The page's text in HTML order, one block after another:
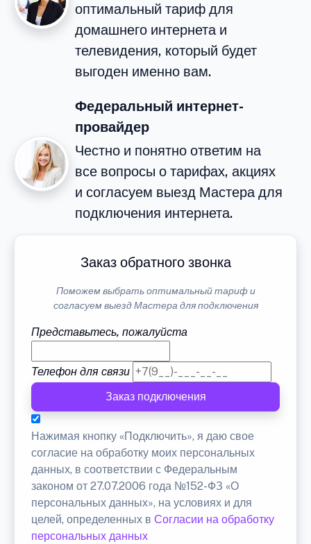
оптимальный тариф для
домашнего интернета и
телевидения, который будет
выгоден именно вам.
Федеральный интернет-
провайдер
Честно и понятно ответим на
все вопросы о тарифах, акциях
и согласуем выезд Мастера для
подключения интернета.
Заказ обратного звонка
Поможем выбрать оптимальный тариф и
согласуем выезд Мастера для подключения
Представьтесь, пожалуйста
Телефон для связи
Заказ подключения
Нажимая кнопку «Подключить», я даю свое
согласие на обработку моих персональных
данных, в соответствии с Федеральным
законом от 27.07.2006 года №152-ФЗ «О
персональных данных», на условиях и для
целей, определенных в Согласии на обработку
персональных данных